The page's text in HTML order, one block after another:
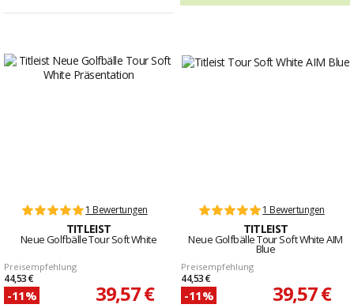
1 Bewertungen
TITLEIST
Neue Golfbälle Tour Soft White
Preisempfehlung
44,53 €
-11% 39,57 €
1 Bewertungen
TITLEIST
Neue Golfbälle Tour Soft White AIM
Blue
Preisempfehlung
44,53 €
-11% 39,57 €